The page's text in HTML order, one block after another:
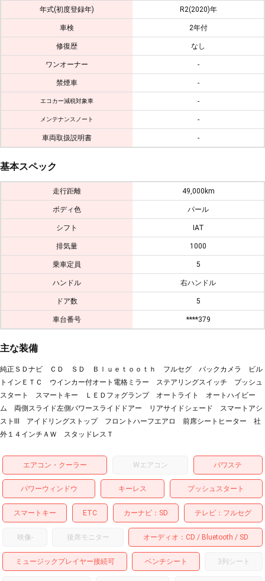
年式(初度登録年) R2(2020)年
車検 2年付
修復歴 なし
ワンオーナー -
禁煙車 -
エコカー減税対象車 -
メンテナンスノート -
車両取扱説明書 -
基本スペック
走行距離 49,000km
ボディ色 パール
シフト IAT
排気量 1000
乗車定員 5
ハンドル 右ハンドル
ドア数 5
車台番号 ****379
主な装備
純正ＳＤナビ ＣＤ ＳＤ Ｂｌｕｅｔｏｏｔｈ フルセグ バックカメラ ビル
トインＥＴＣ ウインカー付オート電格ミラー ステアリングスイッチ プッシュ
スタート スマートキー ＬＥＤフォグランプ オートライト オートハイビー
ム 両側スライド左側パワースライドドアー リアサイドシェード スマートアシ
ストⅢ アイドリングストップ フロントハーフエアロ 前席シートヒーター 社
外１４インチＡＷ スタッドレスＴ
エアコン・クーラー Wエアコン パワステ
パワーウィンドウ キーレス プッシュスタート
スマートキー ETC カーナビ SD テレビ フルセグ
映像- 後席モニター オーディオ CD Bluetooth SD
ミュージックプレイヤー接続可 ベンチシート 3列シート